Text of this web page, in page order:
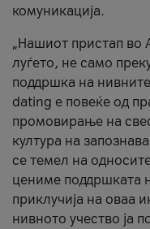
комуникација.
„Нашиот пристап во
луѓето, не само
поддршка на
dating е повеќе од
промовирање на
култура на
се темел на
цениме поддршката
приклучија на оваа
нивното учество ја